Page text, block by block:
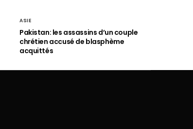
ASIE
Pakistan: les assassins d’un couple
chrétien accusé de blasphème
acquittés